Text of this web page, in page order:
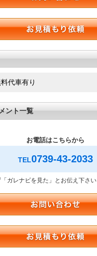
代車有り
ント一覧
お電話はこちらから
TEL0739-43-2033
ガレナビを見た」とお伝え下さい